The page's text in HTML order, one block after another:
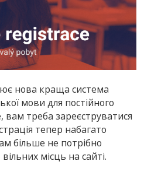
нова краща система
мови для постійного
вам треба зареєструватися
тепер набагато
більше не потрібно
місць на сайті.